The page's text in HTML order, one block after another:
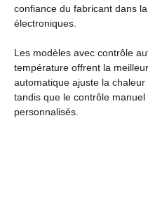
confiance du fabricant dans
électroniques.
Les modèles avec contrôle
température offrent la
automatique ajuste la
tandis que le contrôle
personnalisés.